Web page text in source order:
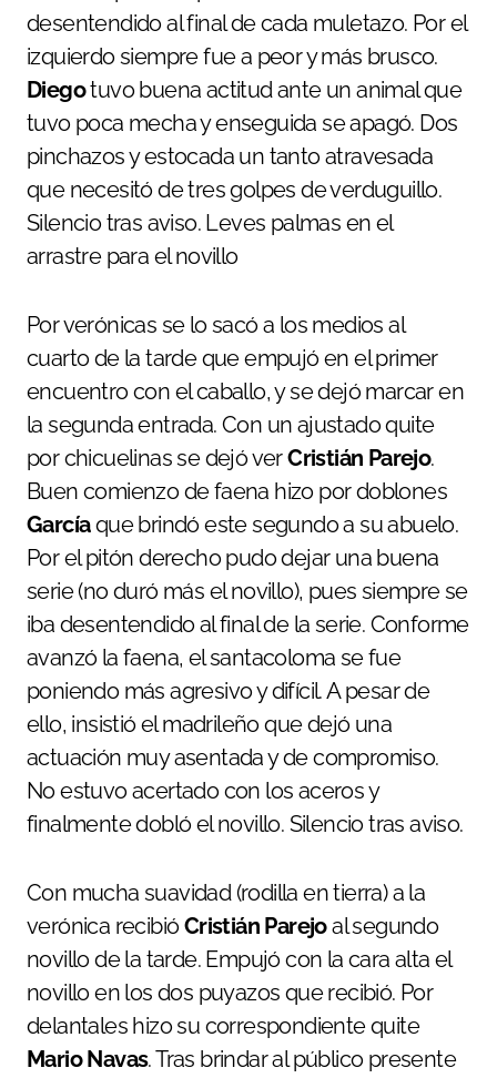
desentendido al final de cada muletazo. Por el
izquierdo siempre fue a peor y más brusco.
Diegotuvo buena actitud ante un animal que
tuvo poca mecha y enseguida se apagó. Dos
pinchazos y estocada un tanto atravesada
que necesitó de tres golpes de verduguillo.
Silencio tras aviso. Leves palmas en el
arrastre para el novillo
Por verónicas se lo sacó a los medios al
cuarto de la tarde que empujó en el primer
encuentro con el caballo, y se dejó marcar en
la segunda entrada. Con un ajustado quite
por chicuelinas se dejó verCristián Parejo.
Buen comienzo de faena hizo por doblones
Garcíaque brindó este segundo a su abuelo.
Por el pitón derecho pudo dejar una buena
serie (no duró más el novillo), pues siempre se
iba desentendido al final de la serie. Conforme
avanzó la faena, el santacoloma se fue
poniendo más agresivo y difícil. A pesar de
ello, insistió el madrileño que dejó una
actuación muy asentada y de compromiso.
No estuvo acertado con los aceros y
finalmente dobló el novillo. Silencio tras aviso.
Con mucha suavidad (rodilla en tierra) a la
verónica recibióCristián Parejoal segundo
novillo de la tarde. Empujó con la cara alta el
novillo en los dos puyazos que recibió. Por
delantales hizo su correspondiente quite
Mario Navas. Tras brindar al público presente